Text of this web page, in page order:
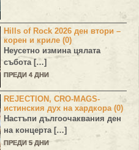
Hills of Rock 2026 ден втори –
корен и криле (0)
Неусетно измина цялата
събота […]
ПРЕДИ 4 ДНИ
REJECTION, CRO-MAGS-
истинския дух на хардкора (0)
Настъпи дългоочаквания ден
на концерта […]
ПРЕДИ 5 ДНИ